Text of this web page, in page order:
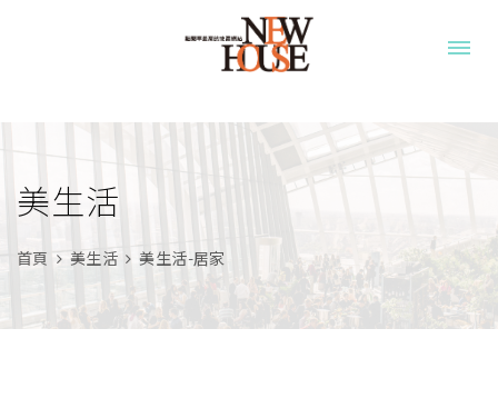
美生活
首頁 美生活 美生活-居家